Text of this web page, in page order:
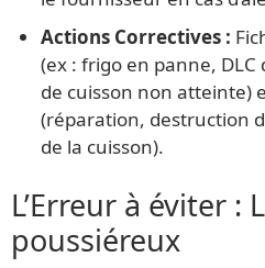
Actions Correctives :
(ex : frigo en panne,
de cuisson non atteinte)
(réparation, destruction
de la cuisson).
L’Erreur à éviter :
poussiéreux